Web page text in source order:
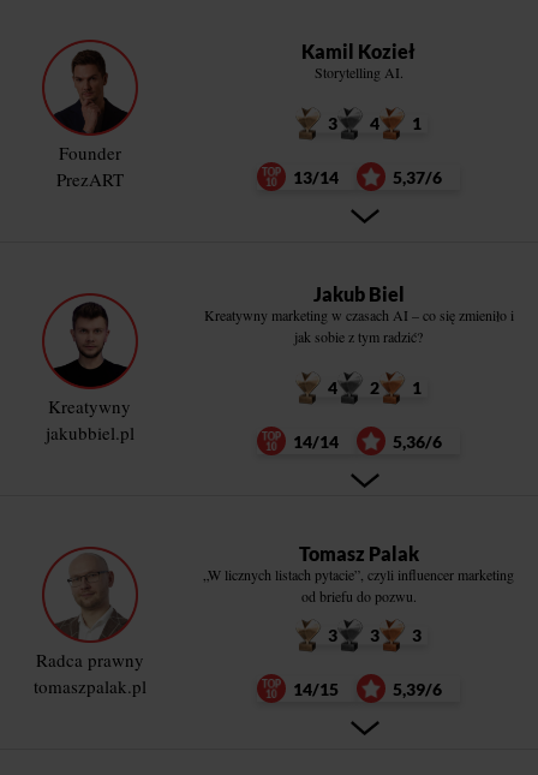
Founder
PrezART
Kamil Kozieł
Storytelling AI.
3 4 1
13/14 5,37/6
Kreatywny
jakubbiel.pl
Jakub Biel
Kreatywny marketing w czasach AI – co się zmieniło i
jak sobie z tym radzić?
4 2 1
14/14 5,36/6
Radca prawny
tomaszpalak.pl
Tomasz Palak
„W licznych listach pytacie”, czyli influencer marketing
od briefu do pozwu.
3 3 3
14/15 5,39/6